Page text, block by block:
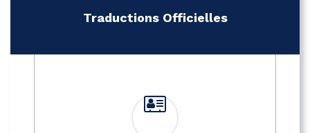
Traductions Officielles